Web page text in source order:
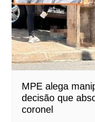
MPE alega
decisão que
coronel